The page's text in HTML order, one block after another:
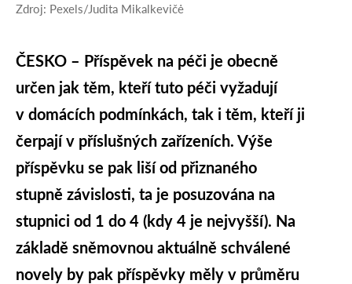
Zdroj: Pexels/Judita Mikalkevičė
ČESKO – Příspěvek na péči je obecně
určen jak těm, kteří tuto péči vyžadují
v domácích podmínkách, tak i těm, kteří ji
čerpají v příslušných zařízeních. Výše
příspěvku se pak liší od přiznaného
stupně závislosti, ta je posuzována na
stupnici od 1 do 4 (kdy 4 je nejvyšší). Na
základě sněmovnou aktuálně schválené
novely by pak příspěvky měly v průměru